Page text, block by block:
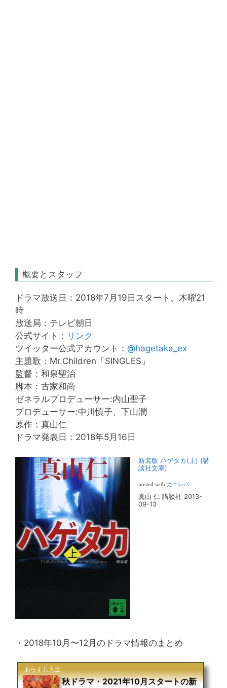
概要とスタッフ
ドラマ放送日：2018年7月19日スタート、木曜21
時
放送局：テレビ朝日
公式サイト： リンク
ツイッター公式アカウント： @hagetaka_ex
主題歌：Mr.Children「SINGLES」
監督：和泉聖治
脚本：古家和尚
ゼネラルプロデューサー:内山聖子
プロデューサー:中川慎子、下山潤
原作：真山仁
ドラマ発表日：2018年5月16日
新装版 ハゲタカ(上) (講
談社文庫)
posted with カエレバ
真山 仁 講談社 2013-
09-13
・2018年10月〜12月のドラマ情報のまとめ
あらすじ大全
秋ドラマ・2021年10月スタートの新